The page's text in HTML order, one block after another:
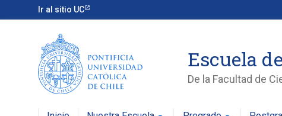
Ir al sitio UC
Escuela
De la Facultad de